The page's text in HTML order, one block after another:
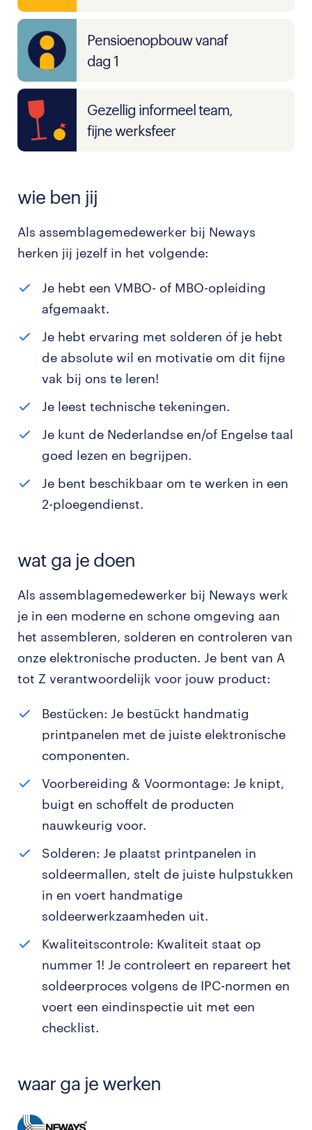
Pensioenopbouw vanaf
dag 1
Gezellig informeel team,
fijne werksfeer
wie ben jij
Als assemblagemedewerker bij Neways
herken jij jezelf in het volgende:
Je hebt een VMBO- of MBO-opleiding
afgemaakt.
Je hebt ervaring met solderen óf je hebt
de absolute wil en motivatie om dit fijne
vak bij ons te leren!
Je leest technische tekeningen.
Je kunt de Nederlandse en/of Engelse taal
goed lezen en begrijpen.
Je bent beschikbaar om te werken in een
2-ploegendienst.
wat ga je doen
Als assemblagemedewerker bij Neways werk
je in een moderne en schone omgeving aan
het assembleren, solderen en controleren van
onze elektronische producten. Je bent van A
tot Z verantwoordelijk voor jouw product:
Bestücken: Je bestückt handmatig
printpanelen met de juiste elektronische
componenten.
Voorbereiding & Voormontage: Je knipt,
buigt en schoffelt de producten
nauwkeurig voor.
Solderen: Je plaatst printpanelen in
soldeermallen, stelt de juiste hulpstukken
in en voert handmatige
soldeerwerkzaamheden uit.
Kwaliteitscontrole: Kwaliteit staat op
nummer 1! Je controleert en repareert het
soldeerproces volgens de IPC-normen en
voert een eindinspectie uit met een
checklist.
waar ga je werken